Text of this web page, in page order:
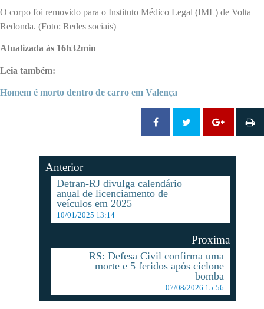
O corpo foi removido para o Instituto Médico Legal (IML) de Volta
Redonda. (Foto: Redes sociais)
Atualizada às 16h32min
Leia também:
Homem é morto dentro de carro em Valença
Anterior
Detran-RJ divulga calendário
anual de licenciamento de
veículos em 2025
10/01/2025 13:14
Proxima
RS: Defesa Civil confirma uma
morte e 5 feridos após ciclone
bomba
07/08/2026 15:56